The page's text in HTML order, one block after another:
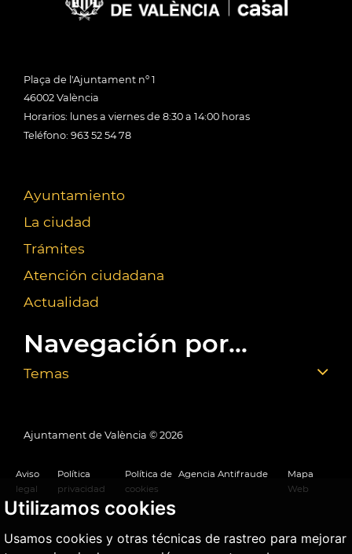
Utilizamos cookies
Usamos cookies y otras técnicas de rastreo para mejorar
Plaça de l'Ajuntament nº 1
46002 València
Horarios: lunes a viernes de 8:30 a 14:00 horas
Teléfono: 963 52 54 78
Ayuntamiento
La ciudad
Trámites
Atención ciudadana
Actualidad
Navegación por...
Temas
Ajuntament de València © 2026
Aviso
legal
Política
privacidad
Política de
cookies
Agencia Antifraude
Mapa
Web